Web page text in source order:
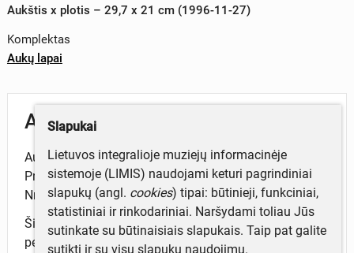
Aukštis x plotis – 29,7 x 21 cm (1996-11-27)
Komplektas
Aukų lapai
Aprašymas
Aukų lapas Nr. 000006. 17 aukotojų paaukojo 78 rub.
Prie jo priklijuoti antspauduoti kvitas Nr. 404 ir orderis
Nr. 404, kuriais
Šiaulių mokytojų namai Lietuvos kultūros fondui
perveda surinktus pinigus.
Slapukai
Lietuvos integralioje muziejų informacinėje
sistemoje (LIMIS) naudojami keturi pagrindiniai
slapukų (angl. cookies) tipai: būtinieji, funkciniai,
statistiniai ir rinkodariniai. Naršydami toliau Jūs
sutinkate su būtinaisiais slapukais. Taip pat galite
sutikti ir su visų slapukų naudojimu.